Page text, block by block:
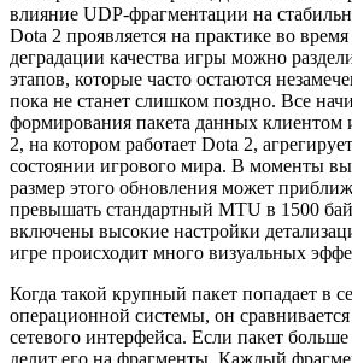
влияние UDP-фрагментации на
Dota 2 проявляется на практике во
деградации качества игры можно
этапов, которые часто остаются
пока не станет слишком поздно. Все
формирования пакета данных
2, на котором работает Dota 2,
состоянии игрового мира. В моменты
размер этого обновления может
превышать стандартный MTU в 1500
включены высокие настройки
игре происходит много визуальных
Когда такой крупный пакет попадает в
операционной системы, он
сетевого интерфейса. Если пакет
делит его на фрагменты. Каждый